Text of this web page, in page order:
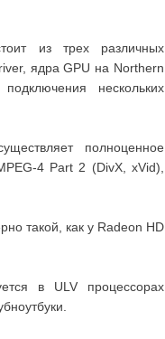
из трех различных
ядра GPU на Northern
нескольких
полноценное
4 Part 2 (DivX, xVid),
такой, как у Radeon HD
в ULV процессорах